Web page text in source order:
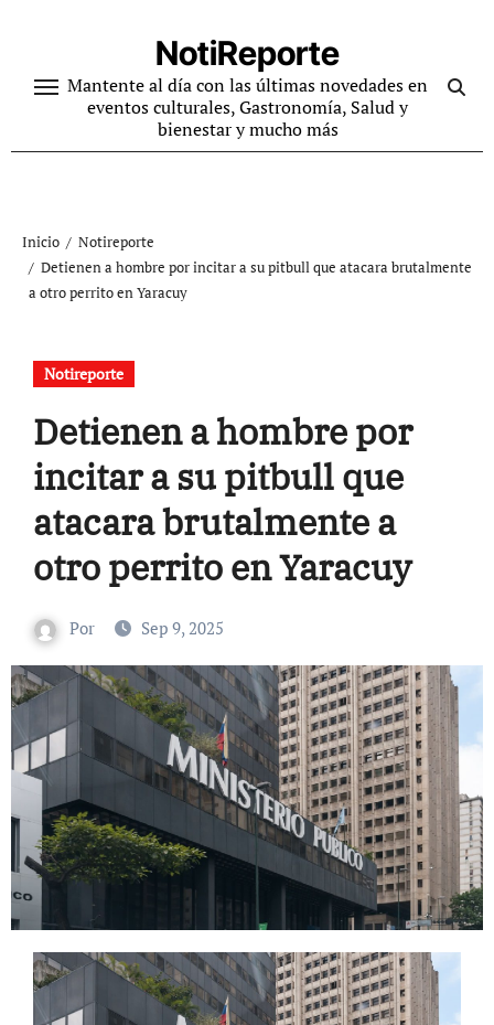
contenido
NotiReporte
Mantente al día con las últimas novedades en
eventos culturales, Gastronomía, Salud y
bienestar y mucho más
Inicio
Notireporte
Detienen a hombre por incitar a su pitbull que atacara brutalmente
a otro perrito en Yaracuy
Notireporte
Detienen a hombre por
incitar a su pitbull que
atacara brutalmente a
otro perrito en Yaracuy
Por Sep 9, 2025